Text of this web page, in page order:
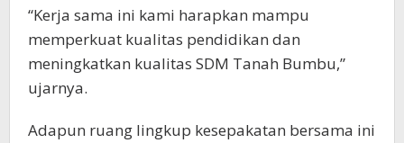
“Kerja sama ini kami harapkan mampu
memperkuat kualitas pendidikan dan
meningkatkan kualitas SDM Tanah Bumbu,”
ujarnya.
Adapun ruang lingkup kesepakatan bersama ini